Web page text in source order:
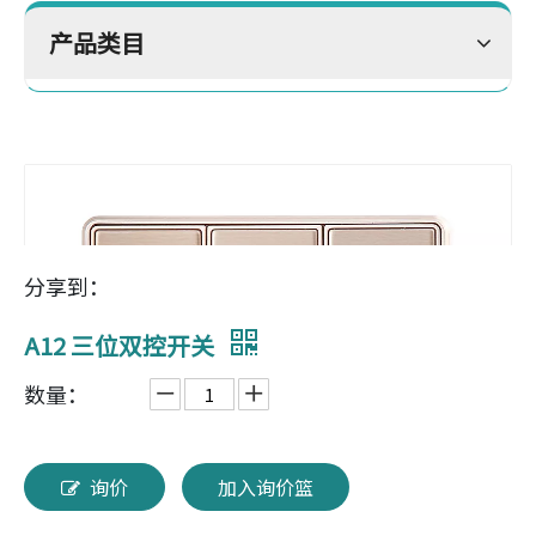
产品类目
分享到：
A12 三位双控开关
数量：
询价 加入询价篮